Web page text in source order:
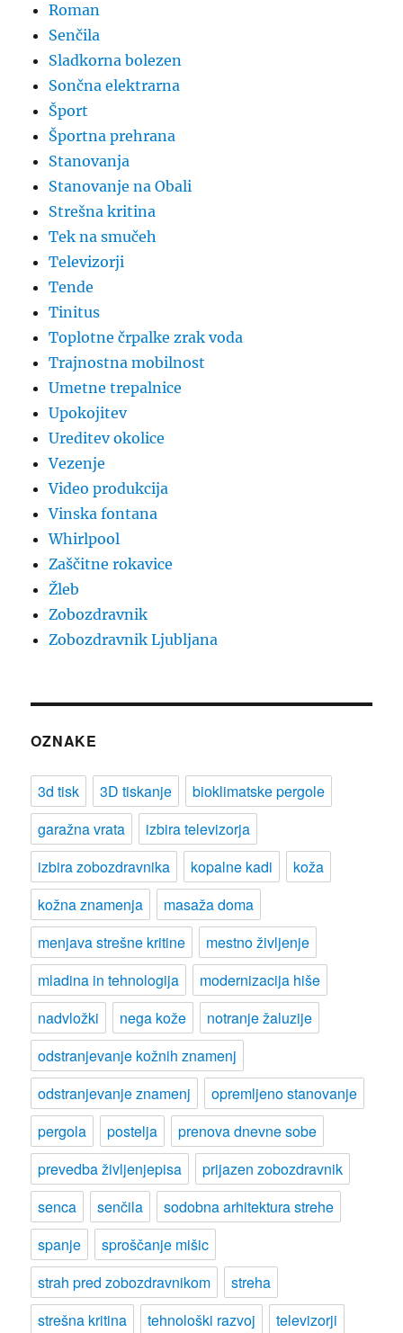
Roman
Senčila
Sladkorna bolezen
Sončna elektrarna
Šport
Športna prehrana
Stanovanja
Stanovanje na Obali
Strešna kritina
Tek na smučeh
Televizorji
Tende
Tinitus
Toplotne črpalke zrak voda
Trajnostna mobilnost
Umetne trepalnice
Upokojitev
Ureditev okolice
Vezenje
Video produkcija
Vinska fontana
Whirlpool
Zaščitne rokavice
Žleb
Zobozdravnik
Zobozdravnik Ljubljana
OZNAKE
3d tisk 3D tiskanje
bioklimatske pergole
garažna vrata
izbira televizorja
izbira zobozdravnika
kopalne kadi
koža
kožna znamenja
masaža doma
menjava strešne kritine
mestno življenje
mladina in tehnologija
modernizacija hiše
nadvložki
nega kože
notranje žaluzije
odstranjevanje kožnih znamenj
odstranjevanje znamenj
opremljeno stanovanje
pergola
postelja
prenova dnevne sobe
prevedba življenjepisa
prijazen zobozdravnik
senca
senčila
sodobna arhitektura strehe
spanje
sproščanje mišic
strah pred zobozdravnikom
streha
strešna kritina
tehnološki razvoj televizorji